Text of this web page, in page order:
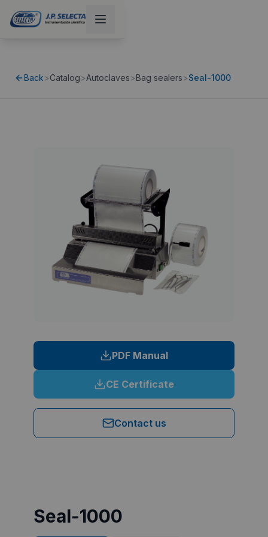
Back>Catalog>Autoclaves>Bag sealers>Seal-1000
PDF Manual
CE Certificate
Contact us
Seal-1000